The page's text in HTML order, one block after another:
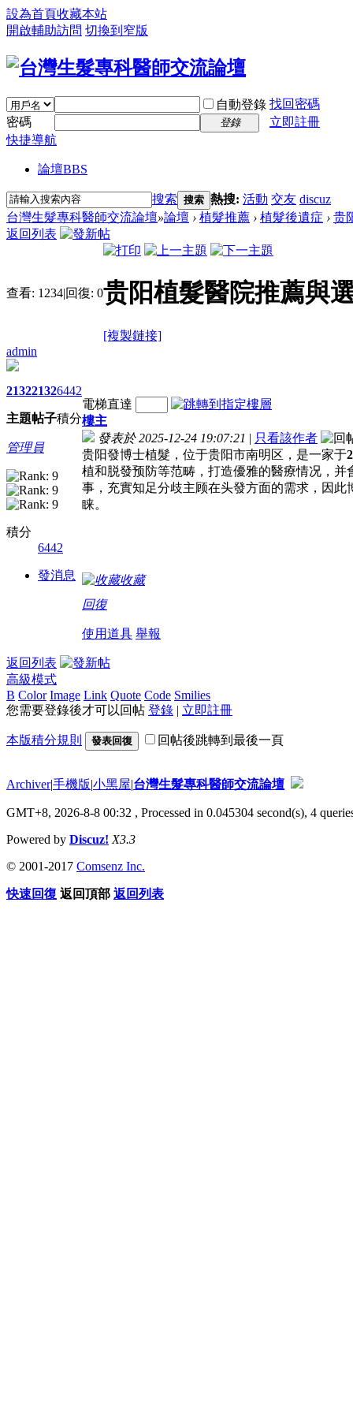
設為首頁收藏本站
開啟輔助訪問 切換到窄版
自動登錄 找回密碼
密碼
登錄
立即註冊
快捷導航
論壇BBS
搜索 搜索 熱搜: 活動 交友 discuz
台灣生髮專科醫師交流論壇»論壇 › 植髮推薦 › 植髮後遺症 › 贵
返回列表
查看: 1234|回復: 0贵阳植髮醫院推薦與
[複製鏈接]
admin
2132
主題
2132
帖子
6442
積分
管理員
積分
6442
發消息
電梯直達
樓主
發表於 2025-12-24 19:07:21 | 只看該作者
贵阳發博士植髮，位于贵阳市南明区，是一家于
植和脱發预防等范畴，打造優雅的醫療情况，
事，充實知足分歧主顾在头發方面的需求，因此
睐。
收藏
回復
使用道具 舉報
返回列表
高級模式
B Color Image Link Quote Code Smilies
您需要登錄後才可以回帖 登錄 | 立即註冊
本版積分規則 發表回復 回帖後跳轉到最後一頁
Archiver|手機版|小黑屋|台灣生髮專科醫師交流論壇
GMT+8, 2026-8-8 00:32 , Processed in 0.045304 second(s), 4
Powered by Discuz! X3.3
© 2001-2017 Comsenz Inc.
快速回復 返回頂部 返回列表